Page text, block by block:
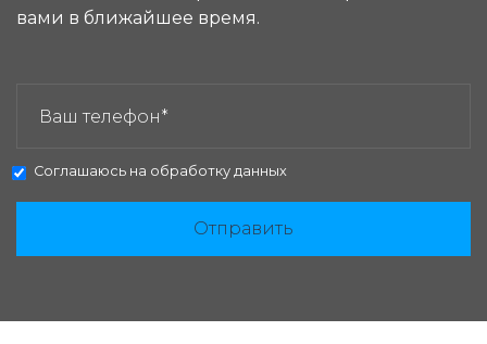
вами в ближайшее время.
Соглашаюсь на обработку данных
Отправить